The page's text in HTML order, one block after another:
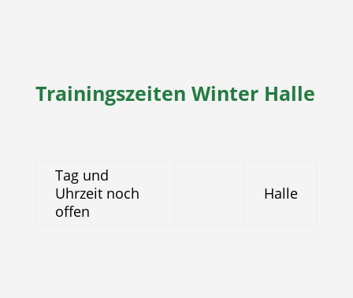
Trainingszeiten Winter Halle
Tag und
Uhrzeit noch
offen
Halle